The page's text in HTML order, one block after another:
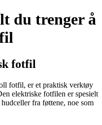
du trenger å
fotfil
fotfil, er et praktisk verktøy
elektriske fotfilen er spesielt
fra føttene, noe som